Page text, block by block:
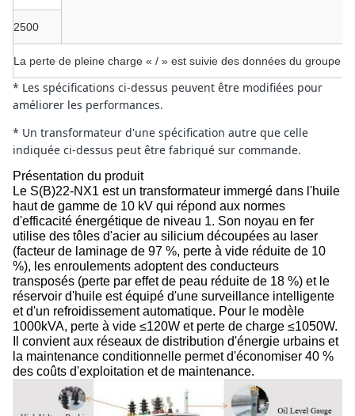
2500
La perte de pleine charge « / » est suivie des données du groupe
* Les spécifications ci-dessus peuvent être modifiées pour
améliorer les performances.
* Un transformateur d'une spécification autre que celle
indiquée ci-dessus peut être fabriqué sur commande.
Présentation du produit
Le S(B)22-NX1 est un transformateur immergé dans l'huile
haut de gamme de 10 kV qui répond aux normes
d'efficacité énergétique de niveau 1. Son noyau en fer
utilise des tôles d'acier au silicium découpées au laser
(facteur de laminage de 97 %, perte à vide réduite de 10
%), les enroulements adoptent des conducteurs
transposés (perte par effet de peau réduite de 18 %) et le
réservoir d'huile est équipé d'une surveillance intelligente
et d'un refroidissement automatique. Pour le modèle
1000kVA, perte à vide ≤120W et perte de charge ≤1050W.
Il convient aux réseaux de distribution d'énergie urbains et
la maintenance conditionnelle permet d'économiser 40 %
des coûts d'exploitation et de maintenance.